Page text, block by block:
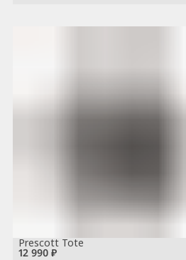
12 990 ₽
Prescott Tote